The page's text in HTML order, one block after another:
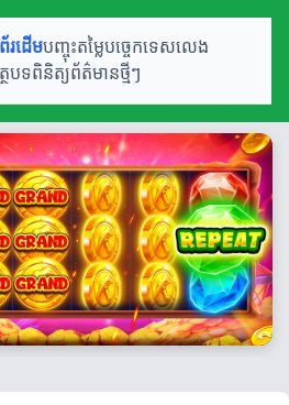
រដើមបញ្ចុះតម្លៃបច្ចេកទេសលេង
ថបទពិនិត្យព័ត៌មានថ្មីៗ